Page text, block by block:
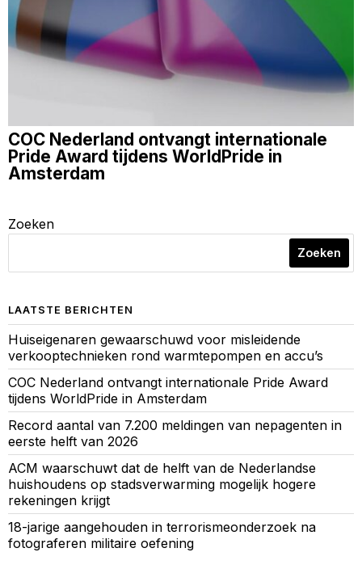
COC Nederland ontvangt internationale
Pride Award tijdens WorldPride in
Amsterdam
Zoeken
Zoeken
LAATSTE BERICHTEN
Huiseigenaren gewaarschuwd voor misleidende
verkooptechnieken rond warmtepompen en accu’s
COC Nederland ontvangt internationale Pride Award
tijdens WorldPride in Amsterdam
Record aantal van 7.200 meldingen van nepagenten in
eerste helft van 2026
ACM waarschuwt dat de helft van de Nederlandse
huishoudens op stadsverwarming mogelijk hogere
rekeningen krijgt
18-jarige aangehouden in terrorismeonderzoek na
fotograferen militaire oefening